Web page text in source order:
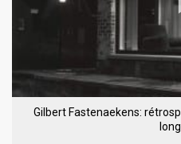
Gilbert Fastenaekens: